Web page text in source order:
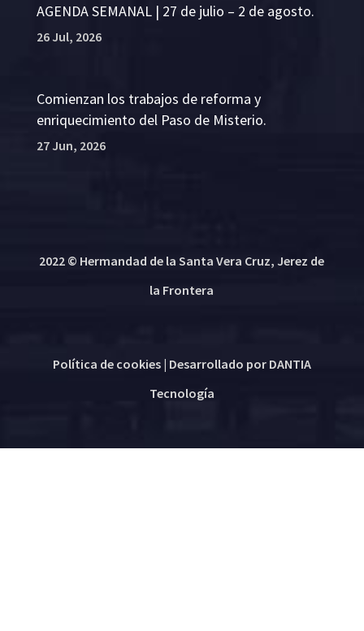
AGENDA SEMANAL | 27 de julio – 2 de agosto.
26 Jul, 2026
Comienzan los trabajos de reforma y
enriquecimiento del Paso de Misterio.
27 Jun, 2026
2022 © Hermandad de la Santa Vera Cruz, Jerez de
la Frontera
Política de cookies| Desarrollado por DANTIA
Tecnología